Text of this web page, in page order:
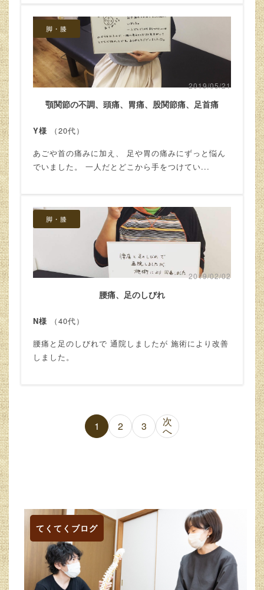
脚・膝
顎関節の不調、頭痛、胃痛、股関節痛、足首痛
Y様 （20代）
あごや首の痛みに加え、 足や胃の痛みにずっと悩ん
でいました。 一人だとどこから手をつけてい...
2019/05/21
脚・膝
腰痛、足のしびれ
N様 （40代）
腰痛と足のしびれで 通院しましたが 施術により改善
しました。
2019/02/02
ー
ジ
送
1 2 3 次
へ
てくてくブログ